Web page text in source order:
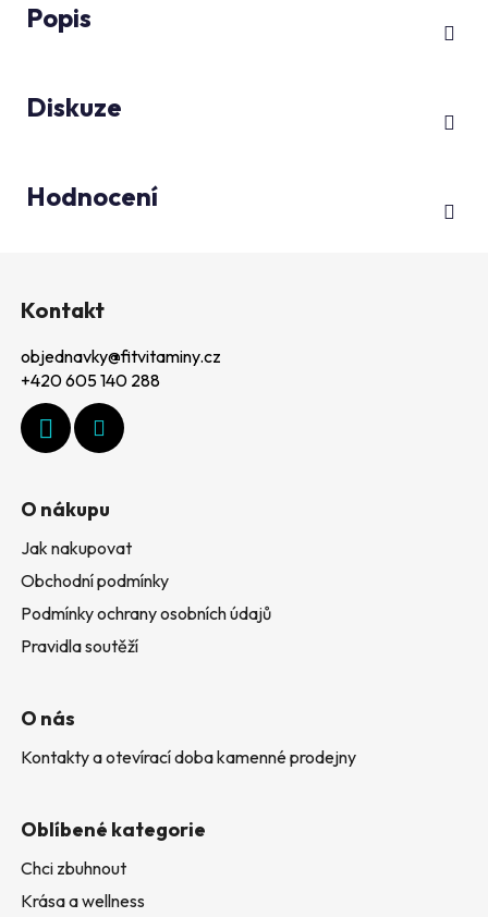
Popis
Diskuze
Hodnocení
Kontakt
objednavky@fitvitaminy.cz
+420 605 140 288
O nákupu
Jak nakupovat
Obchodní podmínky
Podmínky ochrany osobních údajů
Pravidla soutěží
O nás
Kontakty a otevírací doba kamenné prodejny
Oblíbené kategorie
Chci zbuhnout
Krása a wellness